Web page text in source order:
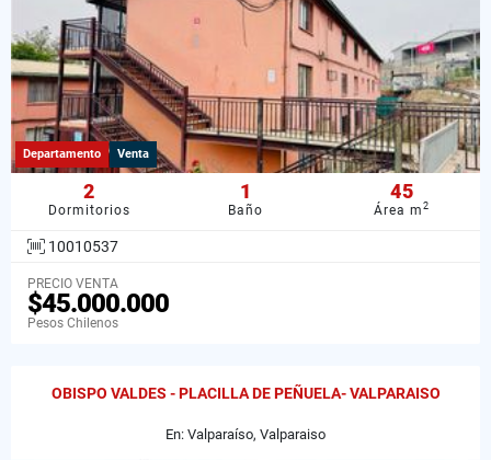
Departamento Venta
2
Dormitorios
1
Baño
45
Área m2
10010537
PRECIO VENTA
$45.000.000
Pesos Chilenos
OBISPO VALDES - PLACILLA DE PEÑUELA- VALPARAISO
En: Valparaíso, Valparaiso